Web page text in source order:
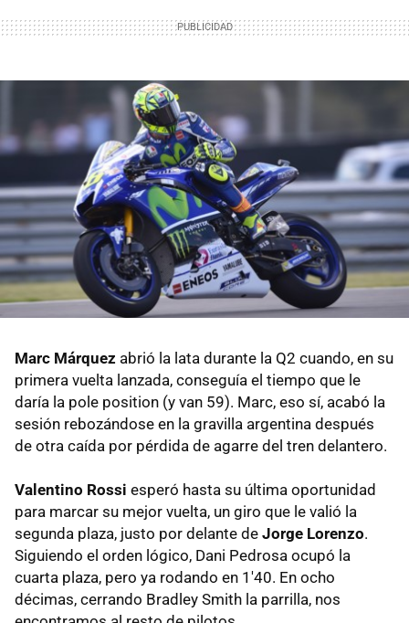
Marc Márquez abrió la lata durante la Q2 cuando, en su
primera vuelta lanzada, conseguía el tiempo que le
daría la pole position (y van 59). Marc, eso sí, acabó la
sesión rebozándose en la gravilla argentina después
de otra caída por pérdida de agarre del tren delantero.
Valentino Rossi esperó hasta su última oportunidad
para marcar su mejor vuelta, un giro que le valió la
segunda plaza, justo por delante de Jorge Lorenzo.
Siguiendo el orden lógico, Dani Pedrosa ocupó la
cuarta plaza, pero ya rodando en 1'40. En ocho
décimas, cerrando Bradley Smith la parrilla, nos